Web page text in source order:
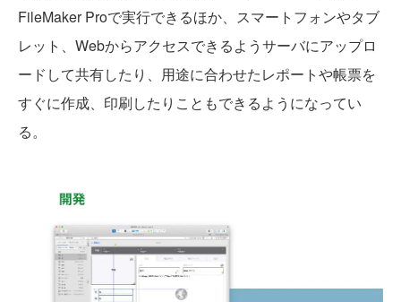
FileMaker Proで実行できるほか、スマートフォンやタブ
レット、Webからアクセスできるようサーバにアップロ
ードして共有したり、用途に合わせたレポートや帳票を
すぐに作成、印刷したりこともできるようになってい
る。